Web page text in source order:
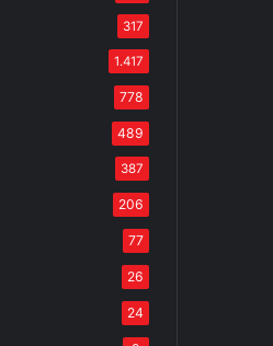
317
1.417
778
489
387
206
77
26
24